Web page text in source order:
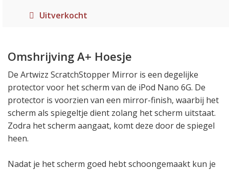
Uitverkocht
Omshrijving A+ Hoesje
De Artwizz ScratchStopper Mirror is een degelijke
protector voor het scherm van de iPod Nano 6G. De
protector is voorzien van een mirror-finish, waarbij het
scherm als spiegeltje dient zolang het scherm uitstaat.
Zodra het scherm aangaat, komt deze door de spiegel
heen.
Nadat je het scherm goed hebt schoongemaakt kun je